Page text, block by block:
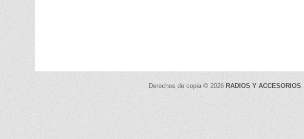
Derechos de copia © 2026 RADIOS Y ACCESORIOS